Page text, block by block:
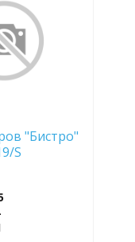
"Бистро"
S